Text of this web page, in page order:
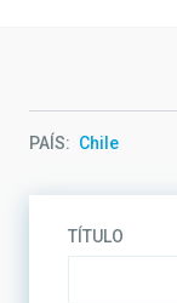
navegación
PAÍS Chile
TÍTULO